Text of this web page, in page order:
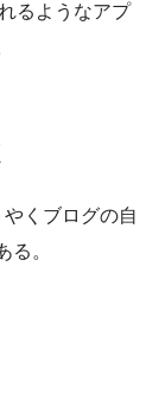
るようなアプ
くブログの自
る。